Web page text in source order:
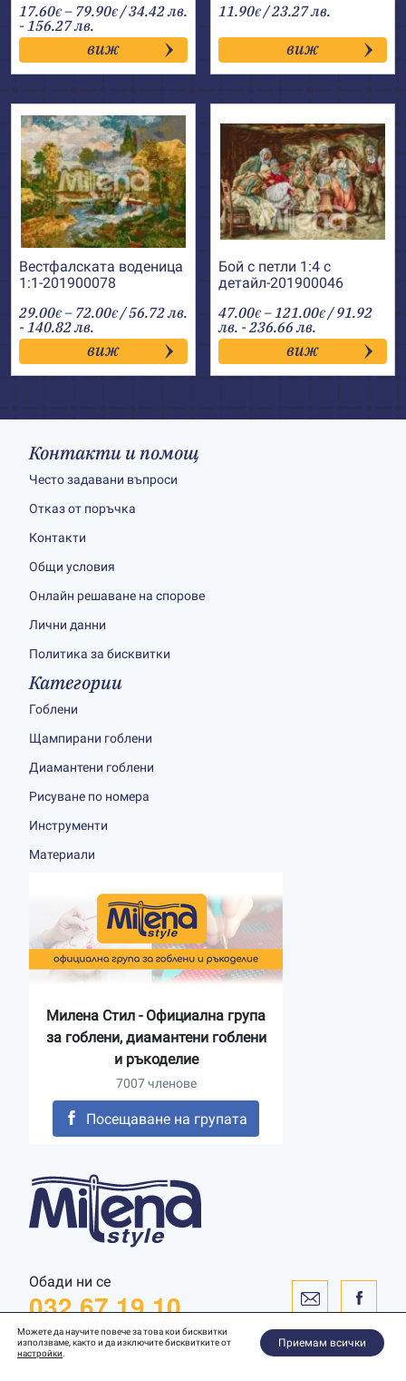
17.60€ – 79.90€Price
range:
17.60€
through
79.90€
/ 34.42 лв.
- 156.27 лв.
виж
11.90€ / 23.27 лв.
виж
Вестфалската воденица
1:1-201900078
29.00€ – 72.00€Price
range:
29.00€
through
72.00€
/ 56.72 лв.
- 140.82 лв.
виж
Бой с петли 1:4 с
детайл-201900046
47.00€ –121.00€Price
range:
47.00€
through
121.00€
/ 91.92
лв. - 236.66 лв.
виж
Обади ни се
032 67 19 10
Контакти и помощ
Често задавани въпроси
Отказ от поръчка
Контакти
Общи условия
Онлайн решаване на спорове
Лични данни
Политика за бисквитки
Категории
Гоблени
Щампирани гоблени
Диамантени гоблени
Рисуване по номера
Инструменти
Материали
Милена Стил - Официална група
за гоблени, диамантени гоблени
и ръкоделие
7007 членове
Посещаване на групата
Уебсайт от
Можете да научите повече за това кои бисквитки
използваме, както и да изключите бисквитките от
настройки
Приемам всички